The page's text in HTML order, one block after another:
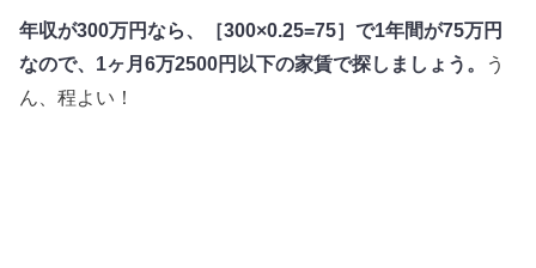
年収が300万円なら、［300×0.25=75］で1年間が75万円
なので、1ヶ月6万2500円以下の家賃で探しましょう。
う
ん、程よい！